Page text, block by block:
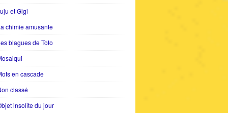
et Gigi
chimie amusante
blagues de Toto
en cascade
classé
insolite du jour